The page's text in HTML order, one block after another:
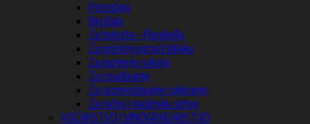
Potrošnja
Big Bale
Za hobiste – Florabella
Za početni porast biljaka
Za punjenje saksija
Za rasađivanje
Za razmnožavanje i pikiranje
Za ručnu i mašinsku setvu
VOĆARSTVO I VINOGRADARSTVO